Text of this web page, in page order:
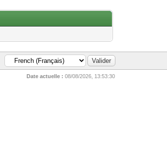
Date actuelle : 08/08/2026, 13:53:30